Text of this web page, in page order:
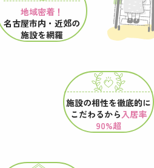
地域密着！
名古屋市内・近郊の
施設を網羅
施設の相性を徹底的に
こだわるから 入居率
90%超